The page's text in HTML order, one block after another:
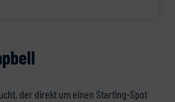
der direkt um einen Starting-Spot